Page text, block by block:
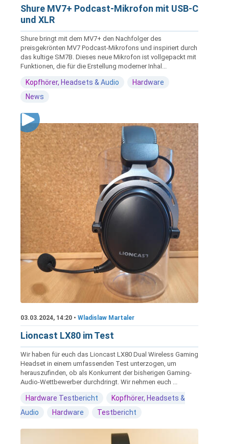
Shure MV7+ Podcast-Mikrofon mit USB-C
und XLR
Shure bringt mit dem MV7+ den Nachfolger des
preisgekrönten MV7 Podcast-Mikrofons und inspiriert durch
das kultige SM7B. Dieses neue Mikrofon ist vollgepackt mit
Funktionen, die für die Erstellung moderner Inhal...
Kopfhörer, Headsets & Audio
Hardware
News
03.03.2024, 14:20 • Wladislaw Martaler
Lioncast LX80 im Test
Wir haben für euch das Lioncast LX80 Dual Wireless Gaming
Headset in einem umfassenden Test unterzogen, um
herauszufinden, ob als Konkurrent der bisherigen Gaming-
Audio-Wettbewerber durchdringt. Wir nehmen euch ...
Hardware Testbericht
Kopfhörer, Headsets &
Audio
Hardware Testbericht